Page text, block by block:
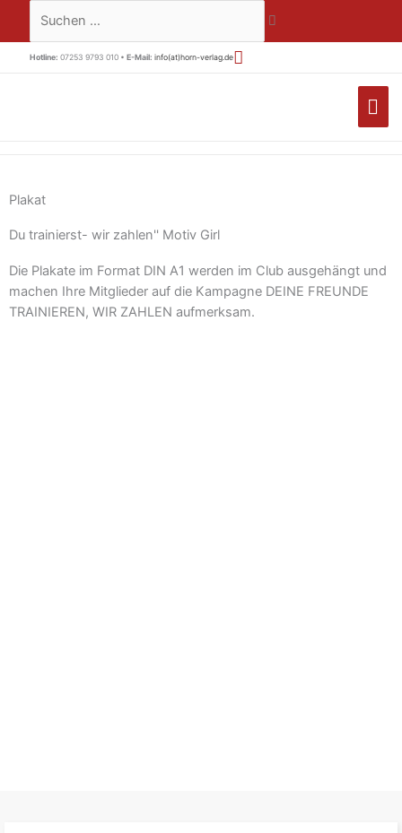
springen
Suchen …
Hotline: 07253 9793 010 • E-Mail: info(at)horn-verlag.de
Plakat
Du trainierst- wir zahlen'' Motiv Girl
Die Plakate im Format DIN A1 werden im Club ausgehängt und
machen Ihre Mitglieder auf die Kampagne DEINE FREUNDE
TRAINIEREN, WIR ZAHLEN aufmerksam.